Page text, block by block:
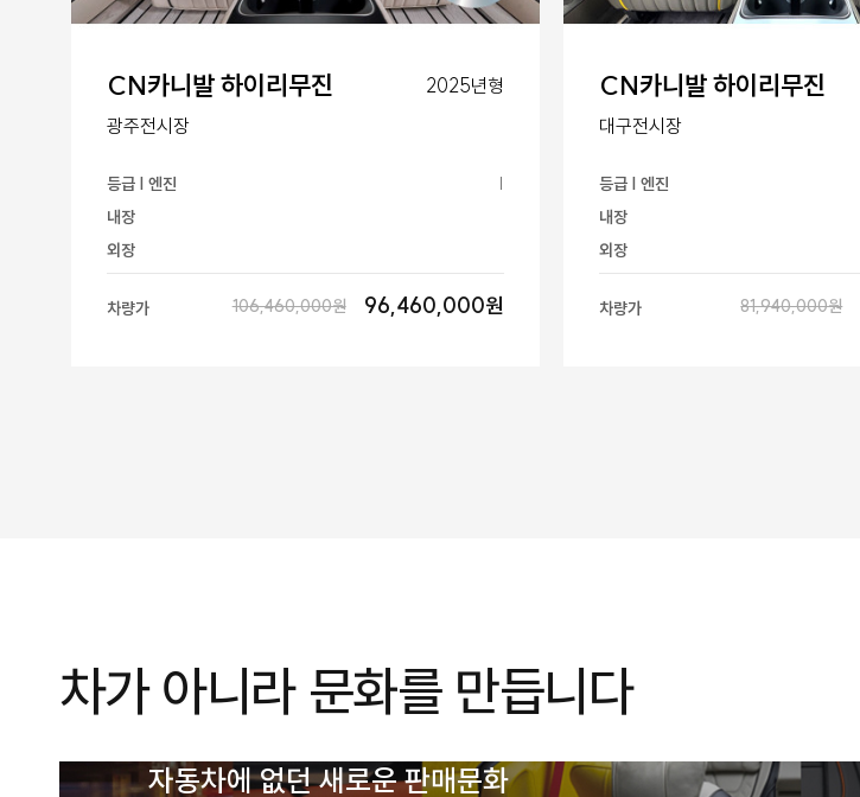
CN카니발 하이리무진
2025년형
광주전시장
등급 | 엔진
|
내장
외장
차량가 106,460,000원 96,460,000원
CN카니발 하이리무진
대구전시장
등급 | 엔진
내장
외장
차량가 81,940,000원
차가 아니라 문화를 만듭니다
자동차에 없던 새로운 판매문화